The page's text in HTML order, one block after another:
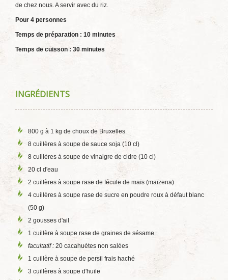
de chez nous. A servir avec du riz.
Pour 4 personnes
Temps de préparation : 10 minutes
Temps de cuisson : 30 minutes
INGRÉDIENTS
800 g à 1 kg de choux de Bruxelles
8 cuillères à soupe de sauce soja (10 cl)
8 cuillères à soupe de vinaigre de cidre (10 cl)
20 cl d'eau
2 cuillères à soupe rase de fécule de maïs (maïzena)
4 cuillères à soupe rase de sucre en poudre roux à défaut blanc
(50 g)
2 gousses d'ail
1 cuillère à soupe rase de graines de sésame
facultatif : 20 cacahuètes non salées
1 cuillère à soupe de persil frais haché
3 cuillères à soupe d'huile